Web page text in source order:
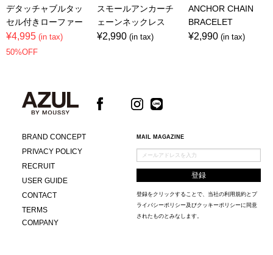
デタッチャブルタッ
セル付きローファー
¥4,995 (in tax)
50%OFF
スモールアンカーチ
ェーンネックレス
¥2,990 (in tax)
ANCHOR CHAIN
BRACELET
¥2,990(in tax)
BRAND CONCEPT
PRIVACY POLICY
RECRUIT
USER GUIDE
CONTACT
TERMS
COMPANY
MAIL MAGAZINE
登録をクリックすることで、当社の利用規約とプ
ライバシーポリシー及びクッキーポリシーに同意
されたものとみなします。